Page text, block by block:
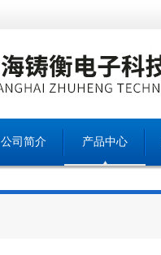
公司简介 产品中心